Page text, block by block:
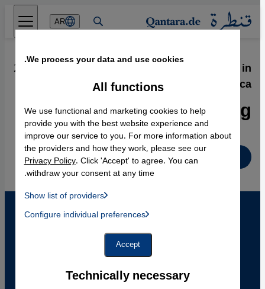
Direkt zum Inhalt springen
AR
Alternativmusikfestival in
Casablanca
·
25.07.2008
Subversiv und unabhängig
Deutsch
We process your data and use cookies.
Technically necessary
All functions
We use functional and marketing cookies to help
provide you with the best website experience and
improve our service to you. For more information about
the providers and how they work, please see our
Privacy Policy. Click 'Accept' to agree. You can
withdraw your consent at any time.
Show list of providers
Instagram Embed, Twitter Embed, Youtube Embed
Facebook Embed / Facebook Connect
Google Maps Embed
Configure individual preferences
Accept